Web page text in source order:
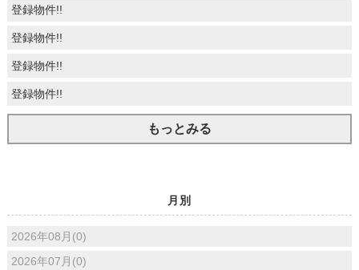
登録物件!!
登録物件!!
登録物件!!
登録物件!!
もっとみる
月別
2026年08月(0)
2026年07月(0)